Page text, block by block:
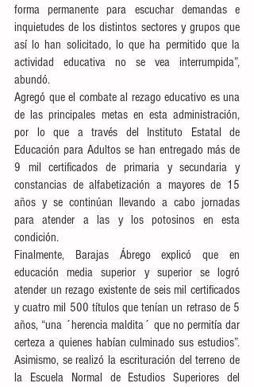
forma permanente para escuchar demandas e
inquietudes de los distintos sectores y grupos que
así lo han solicitado, lo que ha permitido que la
actividad educativa no se vea interrumpida”,
abundó.
Agregó que el combate al rezago educativo es una
de las principales metas en esta administración,
por lo que a través del Instituto Estatal de
Educación para Adultos se han entregado más de
9 mil certificados de primaria y secundaria y
constancias de alfabetización a mayores de 15
años y se continúan llevando a cabo jornadas
para atender a las y los potosinos en esta
condición.
Finalmente, Barajas Ábrego explicó que en
educación media superior y superior se logró
atender un rezago existente de seis mil certificados
y cuatro mil 500 títulos que tenían un retraso de 5
años, “una ´herencia maldita´ que no permitía dar
certeza a quienes habían culminado sus estudios”.
Asimismo, se realizó la escrituración del terreno de
la Escuela Normal de Estudios Superiores del